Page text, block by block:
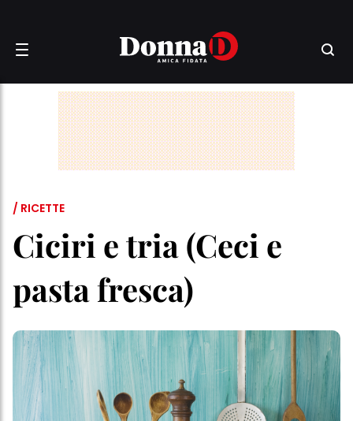
/ RICETTE
Ciciri e tria (Ceci e
pasta fresca)